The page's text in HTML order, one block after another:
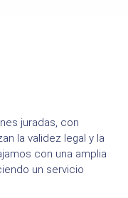
juradas, con
la validez legal y la
con una amplia
un servicio